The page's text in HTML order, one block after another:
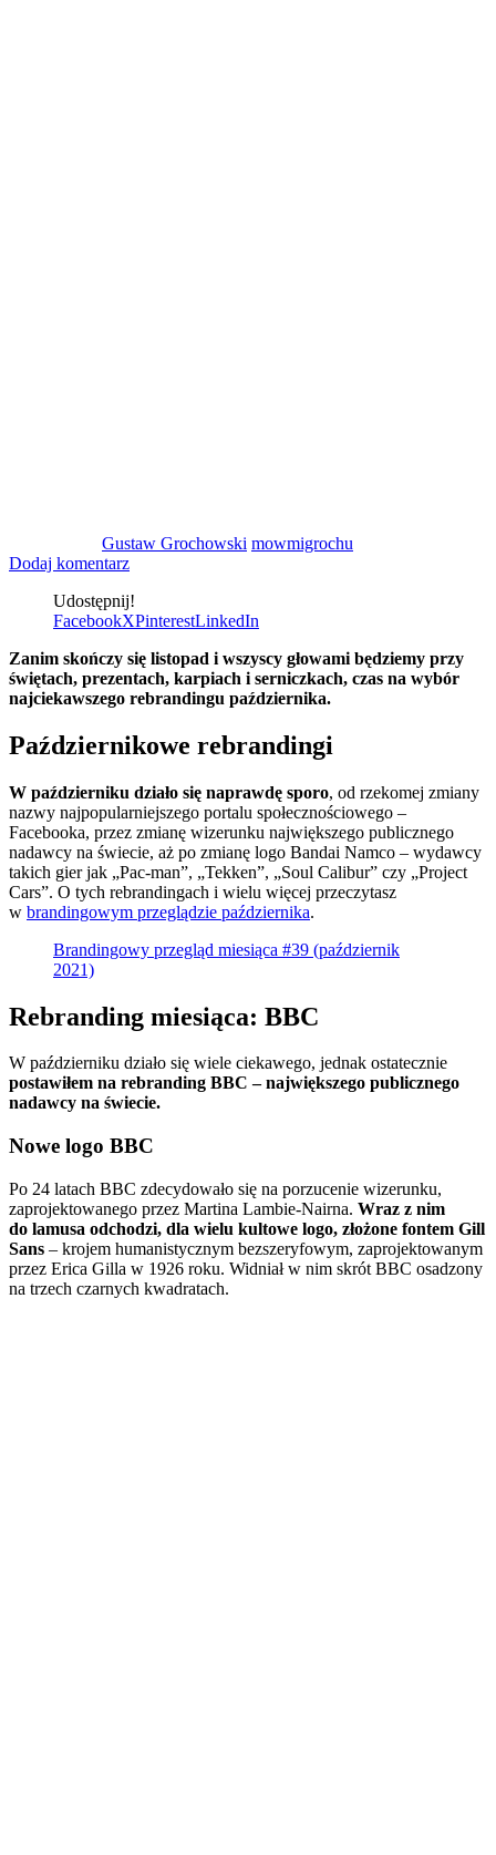
Gustaw Grochowski mowmigrochu
Dodaj komentarz
Udostępnij!
FacebookXPinterestLinkedIn
Zanim skończy się listopad i wszyscy głowami będziemy przy
świętach, prezentach, karpiach i serniczkach, czas na wybór
najciekawszego rebrandingu października.
Październikowe rebrandingi
W październiku działo się naprawdę sporo, od rzekomej zmiany
nazwy najpopularniejszego portalu społecznościowego –
Facebooka, przez zmianę wizerunku największego publicznego
nadawcy na świecie, aż po zmianę logo Bandai Namco – wydawcy
takich gier jak „Pac-man”, „Tekken”, „Soul Calibur” czy „Project
Cars”. O tych rebrandingach i wielu więcej przeczytasz
w brandingowym przeglądzie października.
Brandingowy przegląd miesiąca #39 (październik
2021)
Rebranding miesiąca: BBC
W październiku działo się wiele ciekawego, jednak ostatecznie
postawiłem na rebranding BBC – największego publicznego
nadawcy na świecie.
Nowe logo BBC
Po 24 latach BBC zdecydowało się na porzucenie wizerunku,
zaprojektowanego przez Martina Lambie-Nairna. Wraz z nim
do lamusa odchodzi, dla wielu kultowe logo, złożone fontem Gill
Sans – krojem humanistycznym bezszeryfowym, zaprojektowanym
przez Erica Gilla w 1926 roku. Widniał w nim skrót BBC osadzony
na trzech czarnych kwadratach.